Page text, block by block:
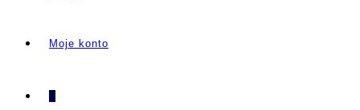
Moje konto
0